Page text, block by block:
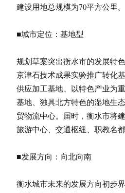
建设用地总规模为70平方公里。
■城市定位：基地型
规划草案突出衡水市的发展特
京津石技术成果实验推广转化
供应加工基地、以特色产业为
基地、独具北方特色的湿地生
贸物流中心。届时，衡水市将
旅游中心、交通枢纽、职教名都
■发展方向：向北向南
衡水城市未来的发展方向初步